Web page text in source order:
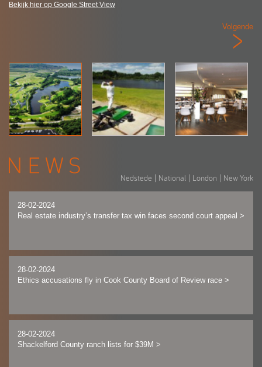
Bekijk hier op Google Street View
Volgende
Nedstede National London New York
28-02-2024
Real estate industry’s transfer tax win faces second court appeal >
28-02-2024
Ethics accusations fly in Cook County Board of Review race >
28-02-2024
Shackelford County ranch lists for $39M >